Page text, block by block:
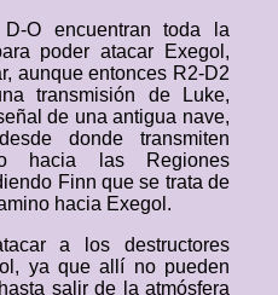
O encuentran toda la
poder atacar Exegol,
aunque entonces R2-D2
transmisión de Luke,
de una antigua nave,
donde transmiten
hacia las Regiones
Finn que se trata de
hacia Exegol.
a los destructores
ya que allí no pueden
salir de la atmósfera